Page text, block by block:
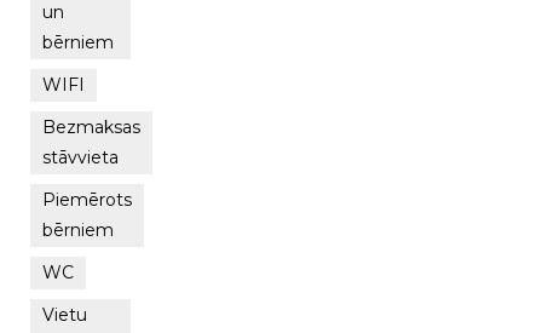
un
bērniem
WIFI
Bezmaksas
stāvvieta
Piemērots
bērniem
WC
Vietu